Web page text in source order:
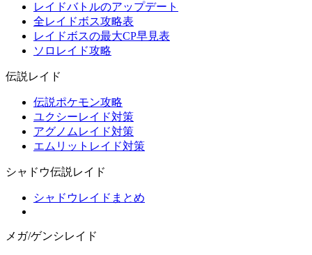
レイドバトルのアップデート
全レイドボス攻略表
レイドボスの最大CP早見表
ソロレイド攻略
伝説レイド
伝説ポケモン攻略
ユクシーレイド対策
アグノムレイド対策
エムリットレイド対策
シャドウ伝説レイド
シャドウレイドまとめ
メガ/ゲンシレイド